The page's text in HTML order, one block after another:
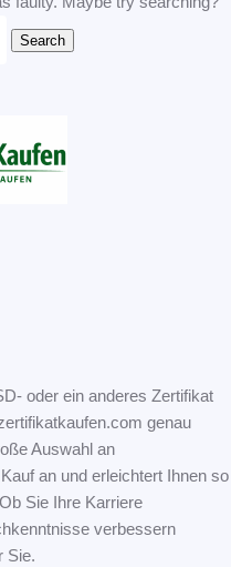
oder ein anderes Zertifikat
genau
Auswahl an
an und erleichtert Ihnen so
Sie Ihre Karriere
verbessern
Sie.